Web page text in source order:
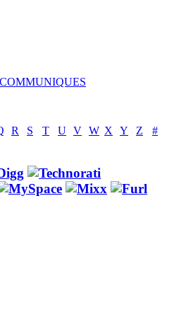
R S T U V W X Y Z #